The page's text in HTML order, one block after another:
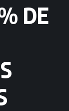
DE